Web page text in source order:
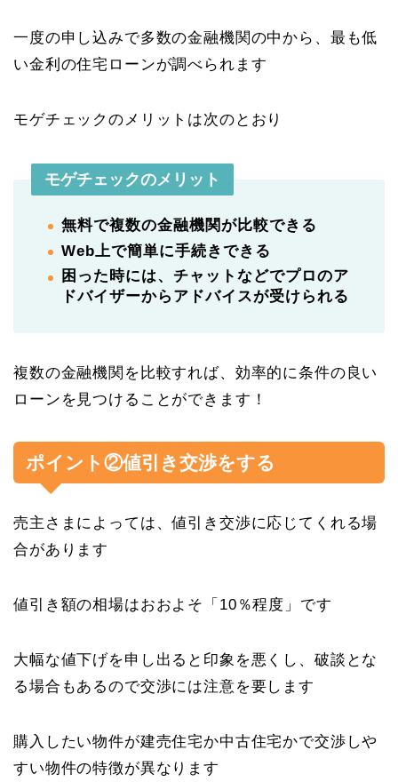
一度の申し込みで多数の金融機関の中から、最も低
い金利の住宅ローンが調べられます
モゲチェックのメリットは次のとおり
モゲチェックのメリット
無料で複数の金融機関が比較できる
Web上で簡単に手続きできる
困った時には、チャットなどでプロのア
ドバイザーからアドバイスが受けられる
複数の金融機関を比較すれば、効率的に条件の良い
ローンを見つけることができます！
ポイント②値引き交渉をする
売主さまによっては、値引き交渉に応じてくれる場
合があります
値引き額の相場はおおよそ「10％程度」です
大幅な値下げを申し出ると印象を悪くし、破談とな
る場合もあるので交渉には注意を要します
購入したい物件が建売住宅か中古住宅かで交渉しや
すい物件の特徴が異なります